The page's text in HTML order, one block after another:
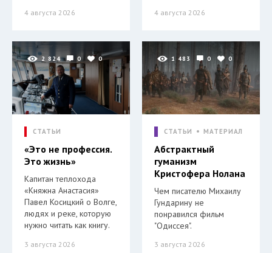
4 августа 2026 4 августа 2026
2 824 0 0
СТАТЬИ
«Это не профессия.
Это жизнь»
Капитан теплохода
«Княжна Анастасия»
Павел Косицкий о Волге,
людях и реке, которую
нужно читать как книгу.
3 августа 2026
1 483 0 0
СТАТЬИ МАТЕРИАЛ
Абстрактный
гуманизм
Кристофера Нолана
Чем писателю Михаилу
Гундарину не
понравился фильм
"Одиссея".
3 августа 2026